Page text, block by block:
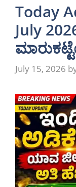
Today
July
July 15, 2026